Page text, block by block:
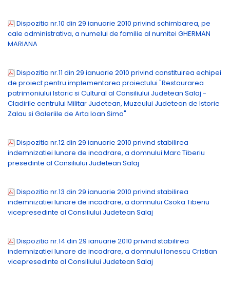
Dispozitia nr.10 din 29 ianuarie 2010 privind schimbarea, pe
cale administrativa, a numelui de familie al numitei GHERMAN
MARIANA
Dispozitia nr.11 din 29 ianuarie 2010 privind constituirea echipei
de proiect pentru implementarea proiectului "Restaurarea
patrimoniului Istoric si Cultural al Consiliului Judetean Salaj -
Cladirile centrului Militar Judetean, Muzeului Judetean de Istorie
Zalau si Galeriile de Arta Ioan Sima"
Dispozitia nr.12 din 29 ianuarie 2010 privind stabilirea
indemnizatiei lunare de incadrare, a domnului Marc Tiberiu
presedinte al Consiliului Judetean Salaj
Dispozitia nr.13 din 29 ianuarie 2010 privind stabilirea
indemnizatiei lunare de incadrare, a domnului Csoka Tiberiu
vicepresedinte al Consiliului Judetean Salaj
Dispozitia nr.14 din 29 ianuarie 2010 privind stabilirea
indemnizatiei lunare de incadrare, a domnului Ionescu Cristian
vicepresedinte al Consiliului Judetean Salaj